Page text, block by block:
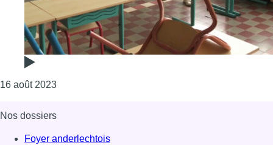
16 août 2023Consulter l'article "Rentrée scolaire : directions et
Nos dossiers
Foyer anderlechtois